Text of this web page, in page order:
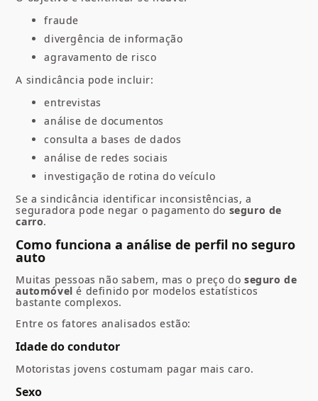
fraude
divergência de informação
agravamento de risco
A sindicância pode incluir:
entrevistas
análise de documentos
consulta a bases de dados
análise de redes sociais
investigação de rotina do veículo
Se a sindicância identificar inconsistências, a
seguradora pode negar o pagamento do seguro de
carro.
Como funciona a análise de perfil no seguro
auto
Muitas pessoas não sabem, mas o preço doseguro de
automóvel é definido por modelos estatísticos
bastante complexos.
Entre os fatores analisados estão:
Idade do condutor
Motoristas jovens costumam pagar mais caro.
Sexo